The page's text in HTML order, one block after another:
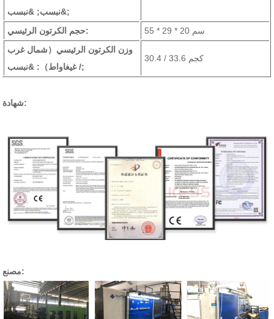
&نبسب; &نبسب;
حجم الكرتون الرئيسي:
55 * 29 * 20 سم
وزن الكرتون الرئيسي （شمال غرب
/ غيغاواط）: &نبسب;
30.4 / 33.6 كجم
شهادة:
مصنع: